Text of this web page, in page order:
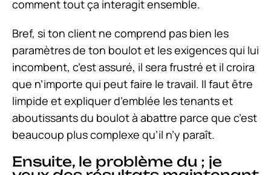
comment tout ça interagit ensemble.
Bref, si ton client ne comprend pas bien les
paramètres de ton boulot et les exigences qui lui
incombent, c’est assuré, il sera frustré et il croira
que n’importe qui peut faire le travail. Il faut être
limpide et expliquer d’emblée les tenants et
aboutissants du boulot à abattre parce que c’est
beaucoup plus complexe qu’il n’y paraît.
Ensuite, le problème du ; je